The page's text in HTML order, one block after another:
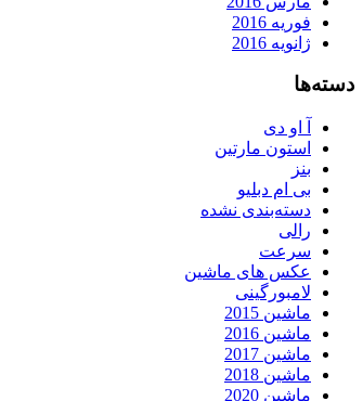
فوریه 2016
ژانویه 2016
دسته‌ها
آ او دی
استون مارتین
بنز
بی ام دبلیو
دسته‌بندی نشده
رالی
سرعت
عکس های ماشین
لامبورگینی
ماشین 2015
ماشین 2016
ماشین 2017
ماشین 2018
ماشین 2020